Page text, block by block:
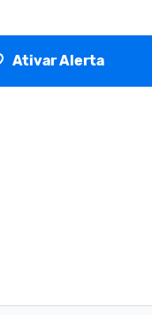
Ativar Alerta